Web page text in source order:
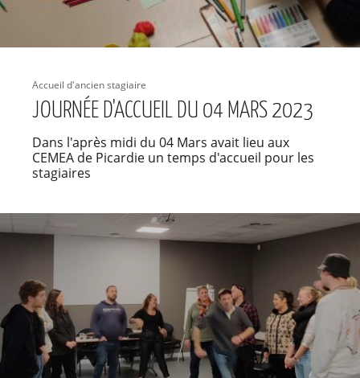
Accueil d'ancien stagiaire
JOURNÉE D'ACCUEIL DU 04 MARS 2023
Dans l'après midi du 04 Mars avait lieu aux
CEMEA de Picardie un temps d'accueil pour les
stagiaires